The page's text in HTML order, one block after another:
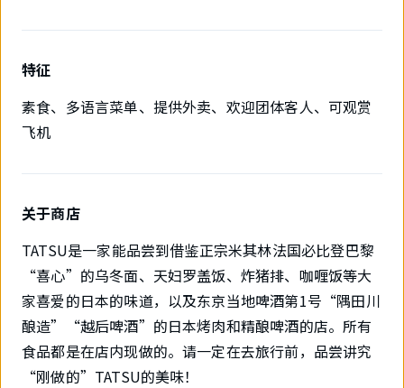
特征
素食、多语言菜单、提供外卖、欢迎团体客人、可观赏
飞机
关于商店
TATSU是一家能品尝到借鉴正宗米其林法国必比登巴黎
“喜心”的乌冬面、天妇罗盖饭、炸猪排、咖喱饭等大
家喜爱的日本的味道，以及东京当地啤酒第1号“隅田川
酿造”“越后啤酒”的日本烤肉和精酿啤酒的店。所有
食品都是在店内现做的。请一定在去旅行前，品尝讲究
“刚做的”TATSU的美味！